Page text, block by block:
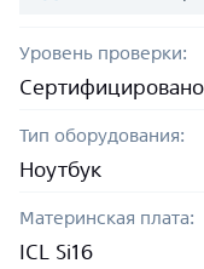
Уровень проверки:
Сертифицировано
Тип оборудования:
Ноутбук
Материнская плата:
ICL Si16